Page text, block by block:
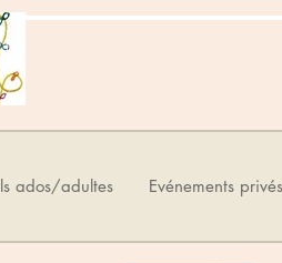
ados/adultes Evénements privés